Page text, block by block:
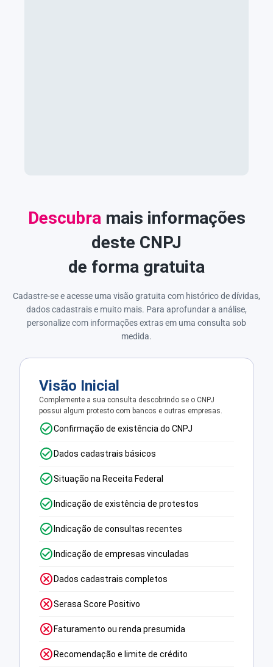
Descubra mais informações
deste CNPJ
de forma gratuita
Cadastre-se e acesse uma visão gratuita com histórico de dívidas,
dados cadastrais e muito mais. Para aprofundar a análise,
personalize com informações extras em uma consulta sob
medida.
Visão Inicial
Complemente a sua consulta descobrindo se o CNPJ
possui algum protesto com bancos e outras empresas.
Confirmação de existência do CNPJ
Dados cadastrais básicos
Situação na Receita Federal
Indicação de existência de protestos
Indicação de consultas recentes
Indicação de empresas vinculadas
Dados cadastrais completos
Serasa Score Positivo
Faturamento ou renda presumida
Recomendação e limite de crédito